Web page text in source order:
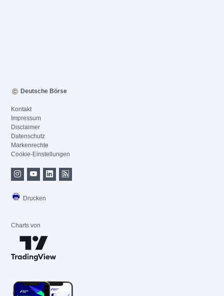
Deutsche Börse
Kontakt
Impressum
Disclaimer
Datenschutz
Markenrechte
Cookie-Einstellungen
Drucken
Charts von